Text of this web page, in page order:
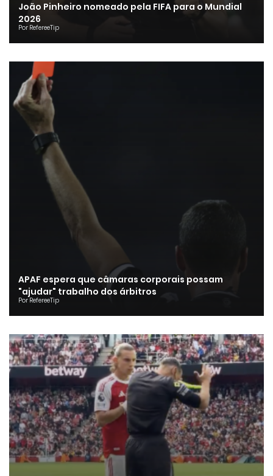
João Pinheiro nomeado pela FIFA para o Mundial
2026
Por RefereeTip
APAF espera que câmaras corporais possam
"ajudar" trabalho dos árbitros
Por RefereeTip